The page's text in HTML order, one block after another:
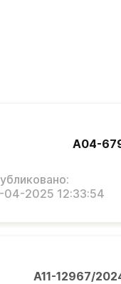
А04-
04-2025 12:33:54
А11-12967/